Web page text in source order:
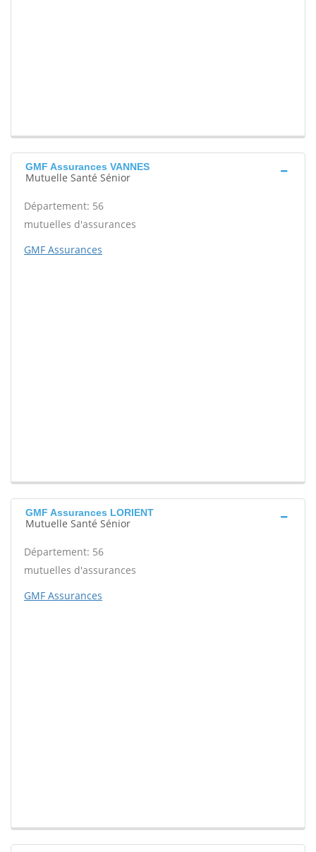
GMF Assurances VANNES
Mutuelle Santé Sénior
Département: 56
mutuelles d'assurances
GMF Assurances
GMF Assurances LORIENT
Mutuelle Santé Sénior
Département: 56
mutuelles d'assurances
GMF Assurances